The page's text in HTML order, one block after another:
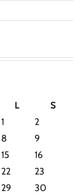
L
S
1
2
8
9
15
16
22
23
29
30